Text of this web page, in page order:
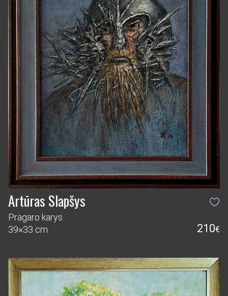
Artūras Slapšys
Pragaro karys
39×33 cm
210 €